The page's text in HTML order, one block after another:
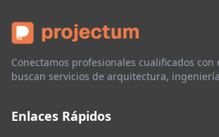
Conectamos profesionales cualificados con
buscan servicios de arquitectura,
Enlaces Rápidos